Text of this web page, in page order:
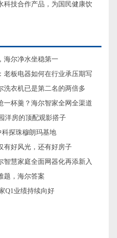
科技合作产品，为国民健康饮
海尔净水坐稳第一
老板电器如何在行业承压期写
洗衣机已是第二名的两倍多
一杯羹？海尔智家全网全渠道
洋房的顶配观影搭子
科探珠穆朗玛基地
有好风光，还有好房子
智慧家庭全面网器化再添新入
题，海尔答案
Q1业绩持续向好